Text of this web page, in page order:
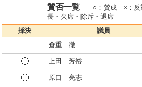
賛否一覧
○：賛成 ×：
長・欠席・除斥・退席
採決 議員
倉重 徹
上田 芳裕
原口 亮志